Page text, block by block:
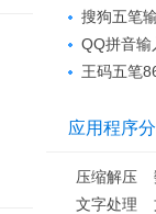
搜狗五笔
QQ拼音
方...王码五笔
应用程序
压缩解压
文字处理